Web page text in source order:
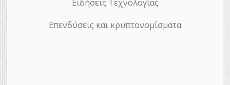
Ειδήσεις Τεχνολογίας
Επενδύσεις και κρυπτονομίσματα